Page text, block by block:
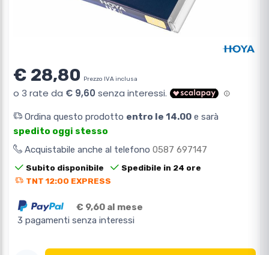
€ 28,80 Prezzo IVA inclusa
Ordina questo prodotto entro le 14.00 e sarà
spedito oggi stesso
Acquistabile anche al telefono 0587 697147
Subito disponibile
Spedibile in 24 ore
TNT 12:00 EXPRESS
€ 9,60 al mese
3 pagamenti senza interessi